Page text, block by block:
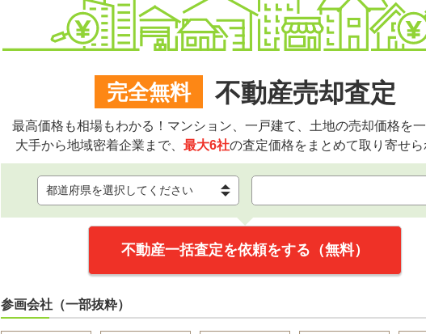
完全無料 不動産売却査定
最高価格も相場もわかる！マンション、一戸建て、土地の売却価格を
大手から地域密着企業まで、 最大6社の査定価格をまとめて取り寄せ
不動産一括査定を依頼をする（無料）
参画会社（一部抜粋）